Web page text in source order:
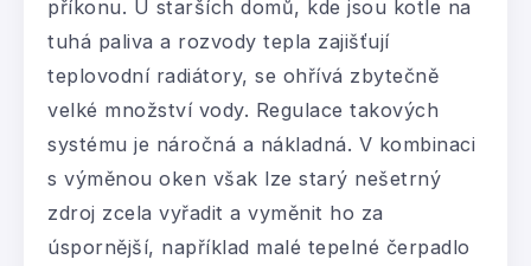
příkonu. U starších domů, kde jsou kotle na
tuhá paliva a rozvody tepla zajišťují
teplovodní radiátory, se ohřívá zbytečně
velké množství vody. Regulace takových
systému je náročná a nákladná. V kombinaci
s výměnou oken však lze starý nešetrný
zdroj zcela vyřadit a vyměnit ho za
úspornější, například malé tepelné čerpadlo